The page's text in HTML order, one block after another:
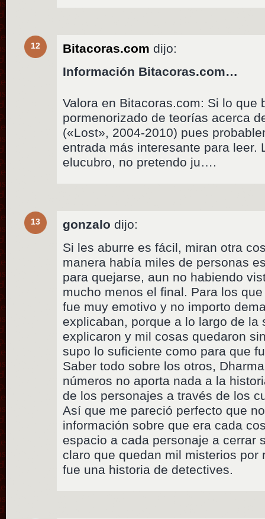
12 Bitacoras.com dijo:
Información Bitacoras.com…
Valora en Bitacoras.com: Si lo que
pormenorizado de teorías acerca
(«Lost», 2004-2010) pues
entrada más interesante para leer.
elucubro, no pretendo ju….
13 gonzalo dijo:
Si les aburre es fácil, miran otra
manera había miles de personas
para quejarse, aun no habiendo
mucho menos el final. Para los
fue muy emotivo y no importo
explicaban, porque a lo largo de la
explicaron y mil cosas quedaron
supo lo suficiente como para que
Saber todo sobre los otros,
números no aporta nada a la
de los personajes a través de los
Así que me pareció perfecto que
información sobre que era cada
espacio a cada personaje a cerrar
claro que quedan mil misterios por
fue una historia de detectives.